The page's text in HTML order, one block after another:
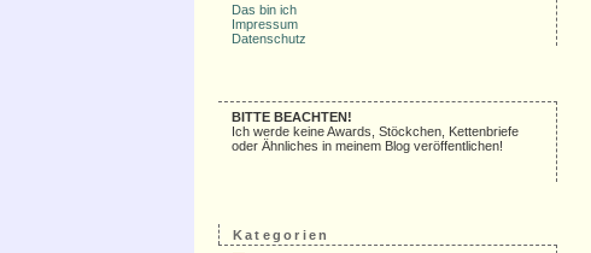
Das bin ich
Impressum
Datenschutz
BITTE BEACHTEN!
Ich werde keine Awards, Stöckchen, Kettenbriefe
oder Ähnliches in meinem Blog veröffentlichen!
Kategorien